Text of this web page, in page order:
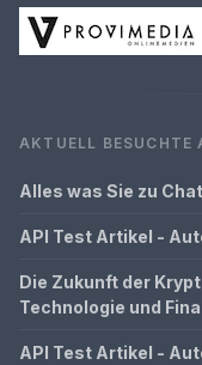
AKTUELL BESUCHTE
Alles was Sie zu
API Test Artikel -
Die Zukunft der
Technologie und
API Test Artikel -